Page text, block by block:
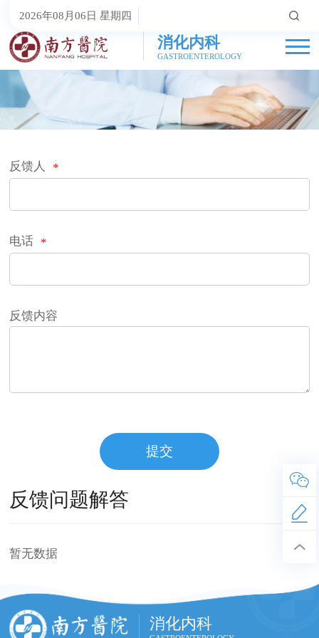
2026年08月06日 星期四
消化内科
GASTROENTEROLOGY
反馈人 *
电话 *
反馈内容
反馈问题解答
暂无数据
消化内科